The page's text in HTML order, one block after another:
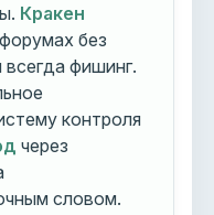
Кракен
без
фишинг.
контроля
через
словом.